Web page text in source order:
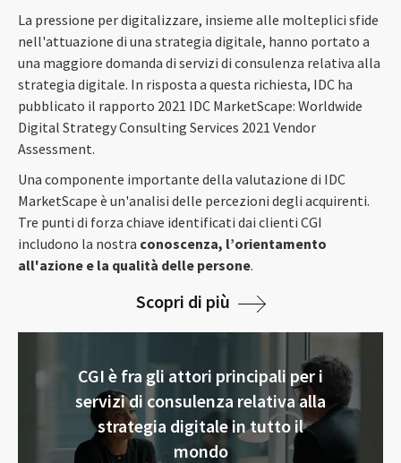
La pressione per digitalizzare, insieme alle molteplici sfide
nell'attuazione di una strategia digitale, hanno portato a
una maggiore domanda di servizi di consulenza relativa alla
strategia digitale. In risposta a questa richiesta, IDC ha
pubblicato il rapporto 2021 IDC MarketScape: Worldwide
Digital Strategy Consulting Services 2021 Vendor
Assessment.
Una componente importante della valutazione di IDC
MarketScape è un'analisi delle percezioni degli acquirenti.
Tre punti di forza chiave identificati dai clienti CGI
includono la nostra conoscenza, l’orientamento
all'azione e la qualità delle persone.
Scopri di più
CGI è fra gli attori principali per i
servizi di consulenza relativa alla
strategia digitale in tutto il
mondo